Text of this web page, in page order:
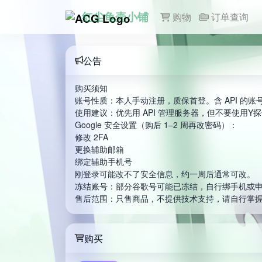
红尘龟壳小铺 购物 订单查询
公告
购买须知
账号性质：本人手动注册，质保首登。含 API 的账
使用建议：优先用 API 管理服务器，但不要使用Y
Google 安全设置（购后 1–2 周再改密码）：
修改 2FA
更换辅助邮箱
绑定辅助手机号
刚登录可能改不了安全信息，约一周后通常可改。
冻结账号：部分谷歌号可能已冻结，自行绑手机或
售后范围：只售商品，不提供技术支持，请自行掌
购买